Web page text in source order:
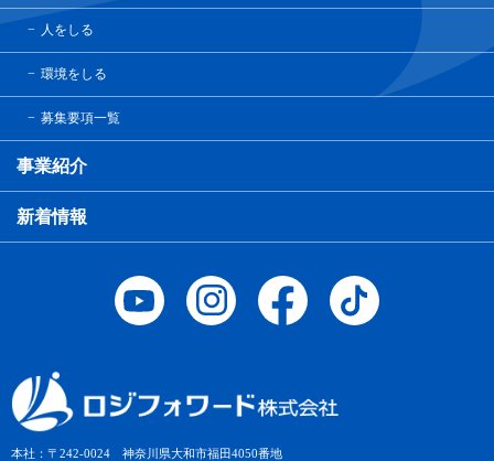
本社：〒242-0024 神奈川県大和市福田4050番地
人をしる
環境をしる
募集要項一覧
事業紹介
新着情報